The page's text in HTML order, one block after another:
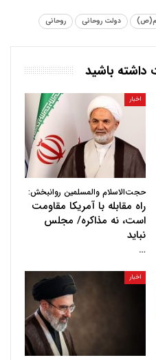
دولت روحانی روحانی
باشید
اخبار
حجت‌الاسلام والمسلمین روانبخش:
راه مقابله با آمریکا مقاومت
است، نه مذاکره/ مجلس
نباید
…
اخبار